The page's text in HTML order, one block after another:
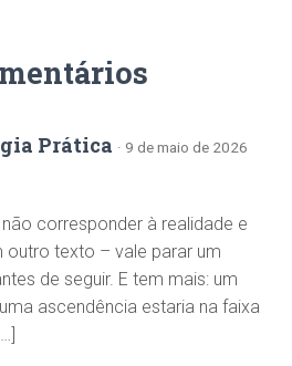
Prática · 9 de maio de 2026
corresponder à realidade e
outro texto – vale parar um
de seguir. E tem mais: um
ascendência estaria na faixa